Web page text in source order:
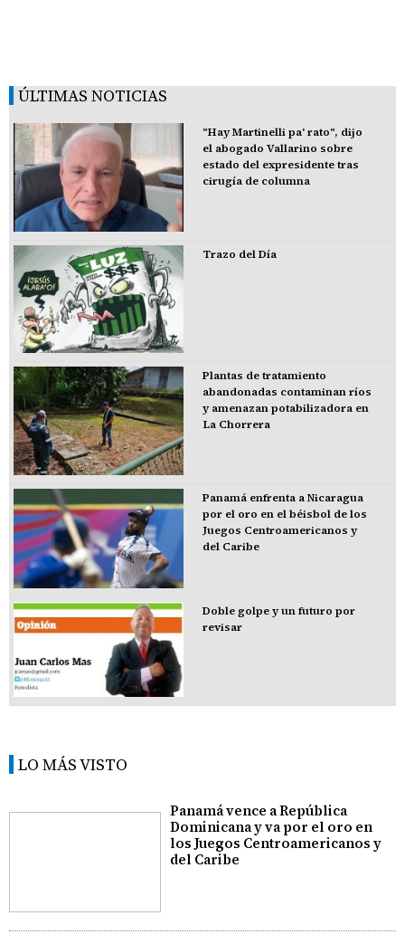
ÚLTIMAS NOTICIAS
"Hay Martinelli pa' rato", dijo
el abogado Vallarino sobre
estado del expresidente tras
cirugía de columna
Trazo del Día
Plantas de tratamiento
abandonadas contaminan ríos
y amenazan potabilizadora en
La Chorrera
Panamá enfrenta a Nicaragua
por el oro en el béisbol de los
Juegos Centroamericanos y
del Caribe
Doble golpe y un futuro por
revisar
LO MÁS VISTO
Panamá vence a República
Dominicana y va por el oro en
los Juegos Centroamericanos y
del Caribe